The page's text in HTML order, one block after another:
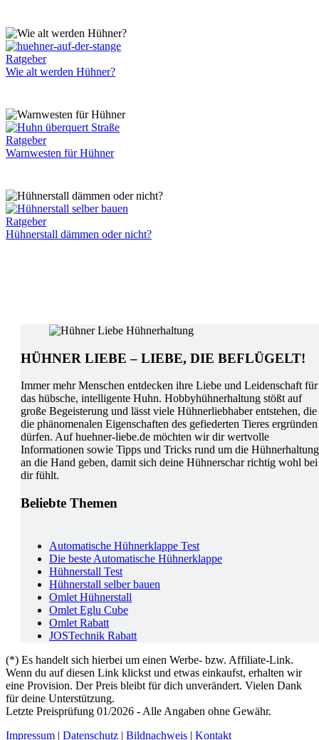
Wie
alt
Ratgeber
Wie alt werden Hühner?
Warnwesten
für
Ratgeber
Warnwesten für Hühner
Hühnerstall
dämmen
Ratgeber
Hühnerstall dämmen oder nicht?
HÜHNER LIEBE – LIEBE, DIE BEFLÜGELT!
Immer mehr Menschen entdecken ihre Liebe und Leidenschaft für
das hübsche, intelligente Huhn. Hobbyhühnerhaltung stößt auf
große Begeisterung und lässt viele Hühnerliebhaber entstehen, die
die phänomenalen Eigenschaften des gefiederten Tieres ergründen
dürfen. Auf huehner-liebe.de möchten wir dir wertvolle
Informationen sowie Tipps und Tricks rund um die Hühnerhaltung
an die Hand geben, damit sich deine Hühnerschar richtig wohl bei
dir fühlt.
Beliebte Themen
Automatische Hühnerklappe Test
Die beste Automatische Hühnerklappe
Hühnerstall Test
Hühnerstall selber bauen
Omlet Hühnerstall
Omlet Eglu Cube
Omlet Rabatt
JOSTechnik Rabatt
(*) Es handelt sich hierbei um einen Werbe- bzw. Affiliate-Link.
Wenn du auf diesen Link klickst und etwas einkaufst, erhalten wir
eine Provision. Der Preis bleibt für dich unverändert. Vielen Dank
für deine Unterstützung.
Letzte Preisprüfung 01/2026 - Alle Angaben ohne Gewähr.
Impressum | Datenschutz | Bildnachweis | Kontakt